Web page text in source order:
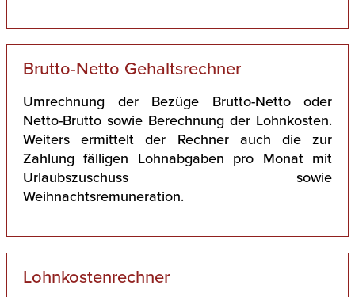
Brutto-Netto Gehaltsrechner
Umrechnung der Bezüge Brutto-Netto oder
Netto-Brutto sowie Berechnung der Lohnkosten.
Weiters ermittelt der Rechner auch die zur
Zahlung fälligen Lohnabgaben pro Monat mit
Urlaubszuschuss sowie
Weihnachtsremuneration.
Lohnkostenrechner